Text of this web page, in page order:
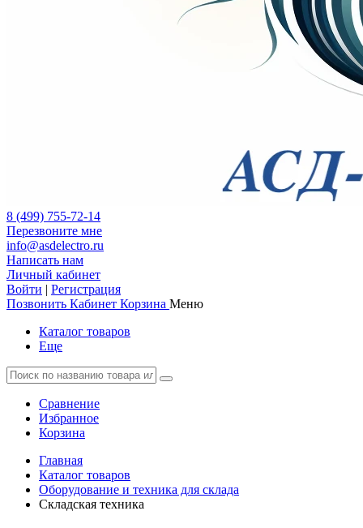
8 (499) 755-72-14
Перезвоните мне
info@asdelectro.ru
Написать нам
Личный кабинет
Войти | Регистрация
Позвонить Кабинет Корзина Меню
Каталог товаров
Еще
Сравнение
Избранное
Корзина
Главная
Каталог товаров
Оборудование и техника для склада
Складская техника